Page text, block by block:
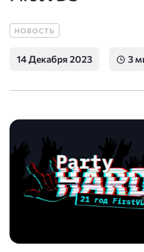
НОВОСТЬ
14 Декабря 2023 3